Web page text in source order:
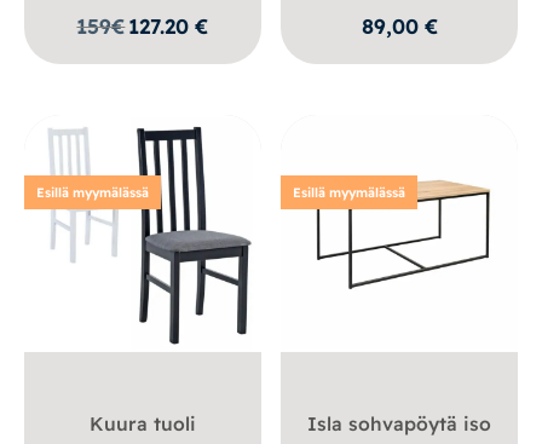
159€127.20€ 89,00 €
Esillä myymälässä
Kuura tuoli
Esillä myymälässä
Isla sohvapöytä iso